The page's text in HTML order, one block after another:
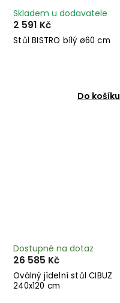
Stůl BISTRO bílý ø60 cm
Skladem u dodavatele
2 591 Kč
Do košíku
Oválný jídelní stůl CIBUZ
240x120 cm
Dostupné na dotaz
26 585 Kč